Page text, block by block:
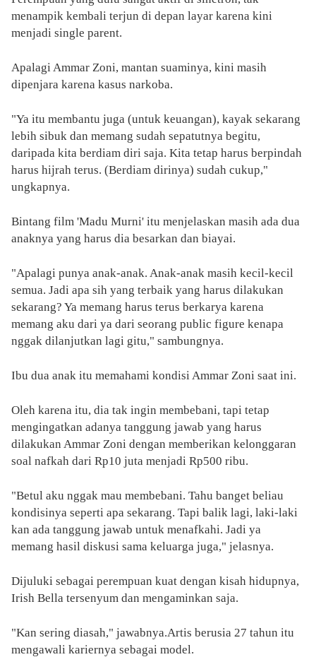
menampik kembali terjun di depan layar karena kini
menjadi single parent.
Apalagi Ammar Zoni, mantan suaminya, kini masih
dipenjara karena kasus narkoba.
"Ya itu membantu juga (untuk keuangan), kayak sekarang
lebih sibuk dan memang sudah sepatutnya begitu,
daripada kita berdiam diri saja. Kita tetap harus berpindah
harus hijrah terus. (Berdiam dirinya) sudah cukup,"
ungkapnya.
Bintang film 'Madu Murni' itu menjelaskan masih ada dua
anaknya yang harus dia besarkan dan biayai.
"Apalagi punya anak-anak. Anak-anak masih kecil-kecil
semua. Jadi apa sih yang terbaik yang harus dilakukan
sekarang? Ya memang harus terus berkarya karena
memang aku dari ya dari seorang public figure kenapa
nggak dilanjutkan lagi gitu," sambungnya.
Ibu dua anak itu memahami kondisi Ammar Zoni saat ini.
Oleh karena itu, dia tak ingin membebani, tapi tetap
mengingatkan adanya tanggung jawab yang harus
dilakukan Ammar Zoni dengan memberikan kelonggaran
soal nafkah dari Rp10 juta menjadi Rp500 ribu.
"Betul aku nggak mau membebani. Tahu banget beliau
kondisinya seperti apa sekarang. Tapi balik lagi, laki-laki
kan ada tanggung jawab untuk menafkahi. Jadi ya
memang hasil diskusi sama keluarga juga," jelasnya.
Dijuluki sebagai perempuan kuat dengan kisah hidupnya,
Irish Bella tersenyum dan mengaminkan saja.
"Kan sering diasah," jawabnya.Artis berusia 27 tahun itu
mengawali kariernya sebagai model.